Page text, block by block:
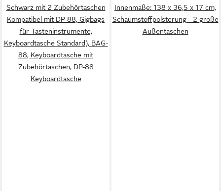
Schwarz mit 2 Zubehörtaschen
Kompatibel mit DP-88, Gigbags
für Tasteninstrumente,
Keyboardtasche Standard), BAG-
88, Keyboardtasche mit
Zubehörtaschen, DP-88
Keyboardtasche
Innenmaße: 138 x 36,5 x 17 cm,
Schaumstoffpolsterung - 2 große
Außentaschen